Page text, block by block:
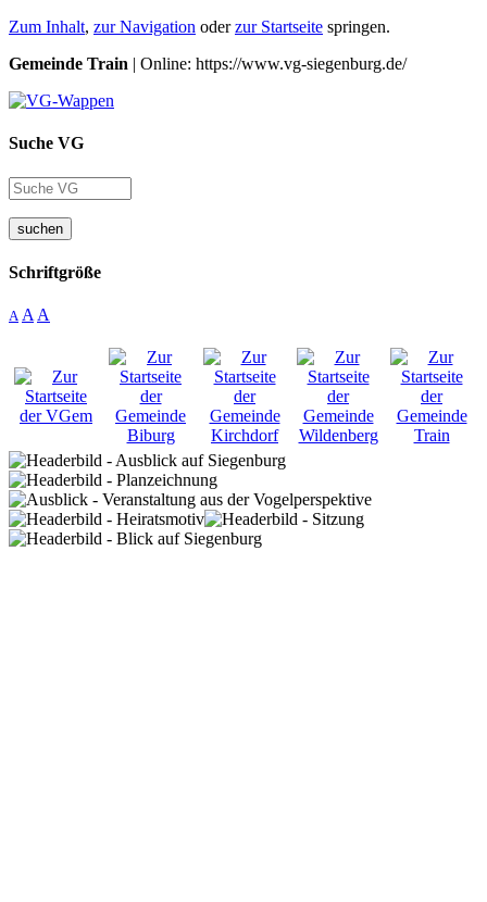
Zum Inhalt, zur Navigation oderzur Startseite springen.
Gemeinde Train | Online: https://www.vg-siegenburg.de/
Suche VG
suchen
Schriftgröße
A A A